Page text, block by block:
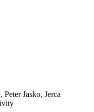
Jasko, Jerca